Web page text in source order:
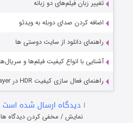
تغییر زبان فیلم‌های دو زبانه
اضافه کردن صدای دوبله به ویدئو
راهنمای دانلود از سایت دوستی ها
آشنایی با انواع کیفیت فیلم‌ها و
راهنمای فعال سازی کیفیت HDR در PotPlayer
۱ دیدگاه ارسال شده است
نمایش / مخفی کردن دیدگاه ها